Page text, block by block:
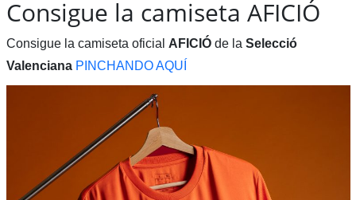
Consigue la camiseta AFICIÓ
Consigue la camiseta oficial AFICIÓde la Selecció
Valenciana PINCHANDO AQUÍ